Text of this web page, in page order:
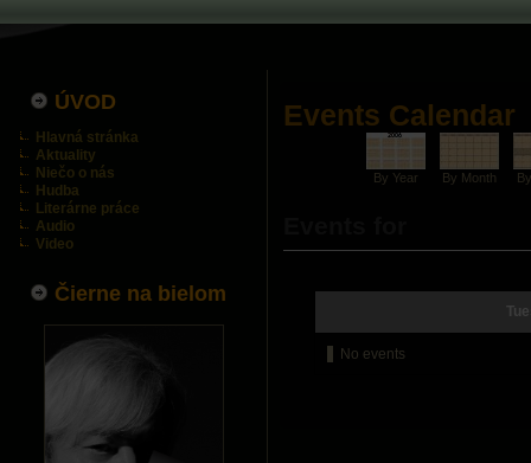
ÚVOD
Hlavná stránka
Aktuality
Niečo o nás
Hudba
Literárne práce
Audio
Video
Čierne na bielom
Events Calendar
By Year By Month
No events